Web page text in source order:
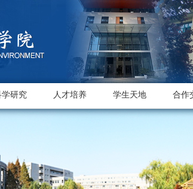
学研究 人才培养 学生天地 合作